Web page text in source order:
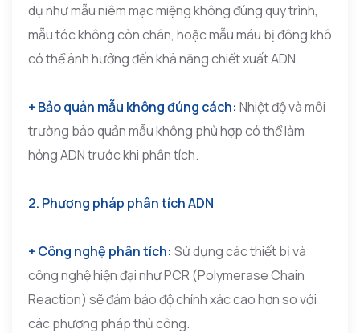
dụ như mẫu niêm mạc miệng không đúng quy trình,
mẫu tóc không còn chân, hoặc mẫu máu bị đông khô
có thể ảnh hưởng đến khả năng chiết xuất ADN.
+ Bảo quản mẫu không đúng cách: Nhiệt độ và môi
trường bảo quản mẫu không phù hợp có thể làm
hỏng ADN trước khi phân tích.
2. Phương pháp phân tích ADN
+ Công nghệ phân tích: Sử dụng các thiết bị và
công nghệ hiện đại như PCR (Polymerase Chain
Reaction) sẽ đảm bảo độ chính xác cao hơn so với
các phương pháp thủ công.